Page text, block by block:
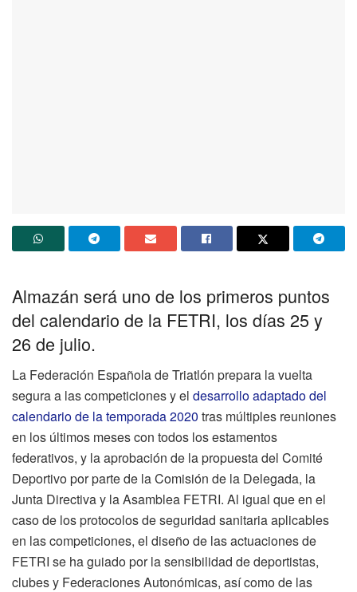
Almazán será uno de los primeros puntos
del calendario de la FETRI, los días 25 y
26 de julio.
La Federación Española de Triatlón prepara la vuelta
segura a las competiciones y el desarrollo adaptado del
calendario de la temporada 2020 tras múltiples reuniones
en los últimos meses con todos los estamentos
federativos, y la aprobación de la propuesta del Comité
Deportivo por parte de la Comisión de la Delegada, la
Junta Directiva y la Asamblea FETRI. Al igual que en el
caso de los protocolos de seguridad sanitaria aplicables
en las competiciones, el diseño de las actuaciones de
FETRI se ha guiado por la sensibilidad de deportistas,
clubes y Federaciones Autonómicas, así como de las